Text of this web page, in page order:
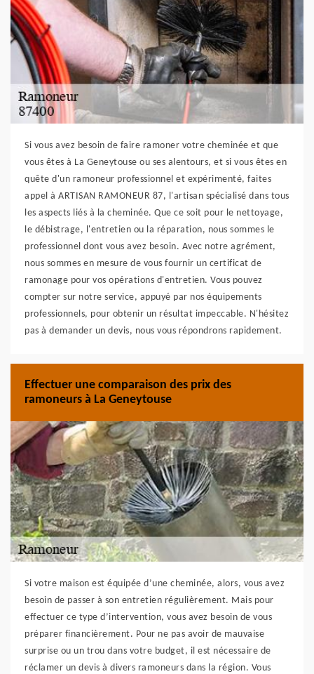
Si vous avez besoin de faire ramoner votre cheminée et que
vous êtes à La Geneytouse ou ses alentours, et si vous êtes en
quête d'un ramoneur professionnel et expérimenté, faites
appel à ARTISAN RAMONEUR 87, l'artisan spécialisé dans tous
les aspects liés à la cheminée. Que ce soit pour le nettoyage,
le débistrage, l'entretien ou la réparation, nous sommes le
professionnel dont vous avez besoin. Avec notre agrément,
nous sommes en mesure de vous fournir un certificat de
ramonage pour vos opérations d'entretien. Vous pouvez
compter sur notre service, appuyé par nos équipements
professionnels, pour obtenir un résultat impeccable. N'hésitez
pas à demander un devis, nous vous répondrons rapidement.
Effectuer une comparaison des prix des
ramoneurs à La Geneytouse
Si votre maison est équipée d’une cheminée, alors, vous avez
besoin de passer à son entretien régulièrement. Mais pour
effectuer ce type d’intervention, vous avez besoin de vous
préparer financièrement. Pour ne pas avoir de mauvaise
surprise ou un trou dans votre budget, il est nécessaire de
réclamer un devis à divers ramoneurs dans la région. Vous